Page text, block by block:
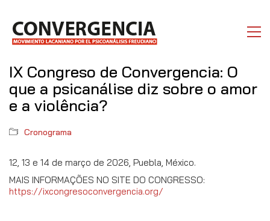
IX Congreso de Convergencia: O
que a psicanálise diz sobre o amor
e a violência?
Cronograma
12, 13 e 14 de março de 2026, Puebla, México.
MAIS INFORMAÇÕES NO SITE DO CONGRESSO:
https://ixcongresoconvergencia.org/